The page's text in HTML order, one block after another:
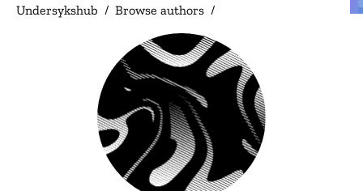
Magazine
Undersykshub / Browse authors /